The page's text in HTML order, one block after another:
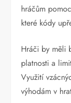
hráčům
které kódy
Hráči by měli
platnosti a
Využití
výhodám v